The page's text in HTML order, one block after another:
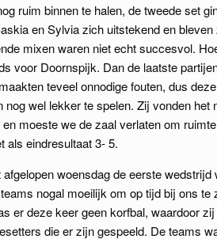
ruim binnen te halen, de tweede set
en Sylvia zich uitstekend en
mixen waren niet echt succesvol.
voor Doornspijk. Dan de laatste
teveel onnodige fouten, dus
nog wel lekker te spelen. Zij vonden
moeste we de zaal verlaten om
als eindresultaat 3- 5.
woensdag de eerste
nogal moeilijk om op tijd bij ons
er deze keer geen korfbal, waardoor
die er zijn gespeeld. De teams